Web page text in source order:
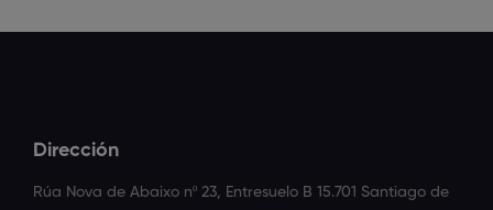
Dirección
Rúa Nova de Abaixo nº 23, Entresuelo B 15.701 Santiago de